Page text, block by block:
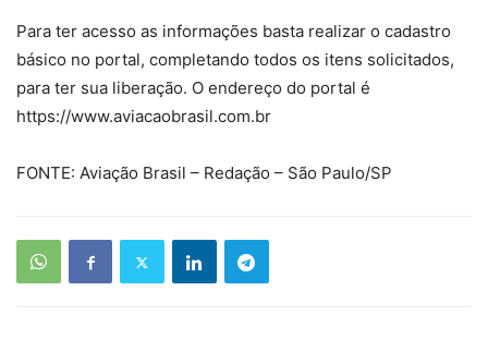
Para ter acesso as informações basta realizar o cadastro
básico no portal, completando todos os itens solicitados,
para ter sua liberação. O endereço do portal é
https://www.aviacaobrasil.com.br
FONTE: Aviação Brasil – Redação – São Paulo/SP